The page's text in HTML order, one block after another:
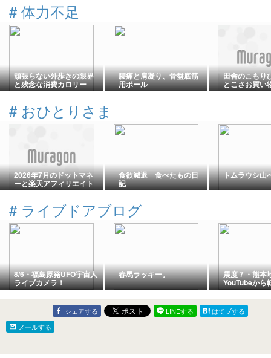
# 体力不足
頑張らない外歩きの限界
と残念な消費カロリー
腰痛と肩凝り、骨盤底筋
用ボール
田舎のこもり
とこさお買い
した〜。
# おひとりさま
2026年7月のドットマネ
ーと楽天アフィリエイト
の報酬
食欲減退 食べたもの日
記
トムラウシ山
# ライブドアブログ
8/6・福島原発UFO宇宙人
ライブカメラ！
春馬ラッキー。 震度７・熊本
YouTubeから
シェアする LINEする
はてブする
メールする